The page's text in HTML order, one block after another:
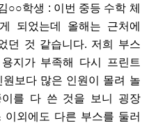
○○학생 : 이번 중등 수학 체
되었는데 올해는
근처에
던 것 같습니다. 저희
부스
용지가 부족해 다시
프린트
원보다 많은 인원이 몰려 놀
이를 다 쓴 것을 보니
굉장
이외에도 다른 부스를 둘러